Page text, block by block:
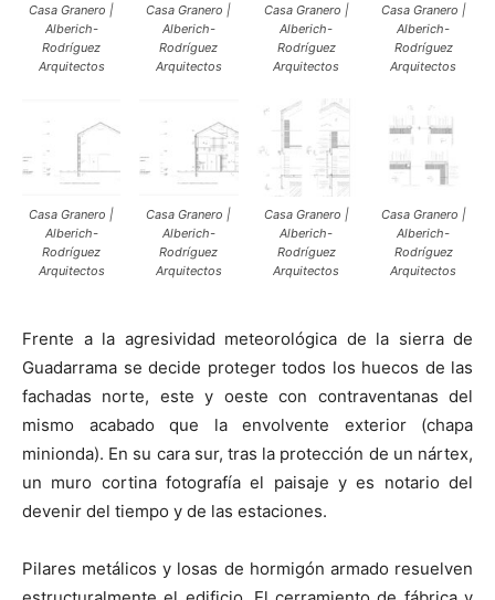
Casa Granero |
Alberich-
Rodríguez
Arquitectos
Casa Granero |
Alberich-
Rodríguez
Arquitectos
Casa Granero |
Alberich-
Rodríguez
Arquitectos
Casa Granero |
Alberich-
Rodríguez
Arquitectos
Casa Granero |
Alberich-
Rodríguez
Arquitectos
Casa Granero |
Alberich-
Rodríguez
Arquitectos
Casa Granero |
Alberich-
Rodríguez
Arquitectos
Casa Granero |
Alberich-
Rodríguez
Arquitectos
Frente a la agresividad meteorológica de la sierra de
Guadarrama se decide proteger todos los huecos de las
fachadas norte, este y oeste con contraventanas del
mismo acabado que la envolvente exterior (chapa
minionda). En su cara sur, tras la protección de un nártex,
un muro cortina fotografía el paisaje y es notario del
devenir del tiempo y de las estaciones.
Pilares metálicos y losas de hormigón armado resuelven